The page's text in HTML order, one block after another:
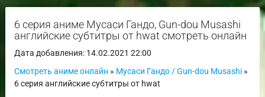
6 серия аниме Мусаси Гандо, Gun-dou Musashi
английские субтитры от hwat смотреть онлайн
Дата добавления: 14.02.2021 22:00
Смотреть аниме онлайн » Мусаси Гандо / Gun-dou Musashi»
6 серия английские субтитры от hwat